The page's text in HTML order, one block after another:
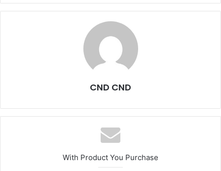
CND CND
With Product You Purchase